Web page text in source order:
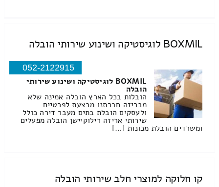
BOXMIL לוגיסטיקה ושינוע שירותי הובלה
052-2122915
BOXMIL לוגיסטיקה ושינוע שירותי
הובלה
הובלות בכל הארץ הובלה אמינה שלא
מבריזה חברתנו מבצעת לפרטיים
ולעסקים הובלת בתים מעבר דירה כולל
שירותי אריזה רילוקיישן הובלה מפעלים
ומשרדים הובלת מכונות […]
קו חלוקה למוצרי חלב שירותי הובלה